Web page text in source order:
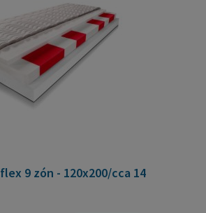
9 zón - 120x200/cca 14